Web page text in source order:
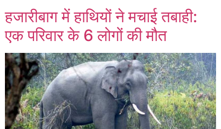
हजारीबाग में हाथियों ने मचाई तबाही:
एक परिवार के 6 लोगों की मौत